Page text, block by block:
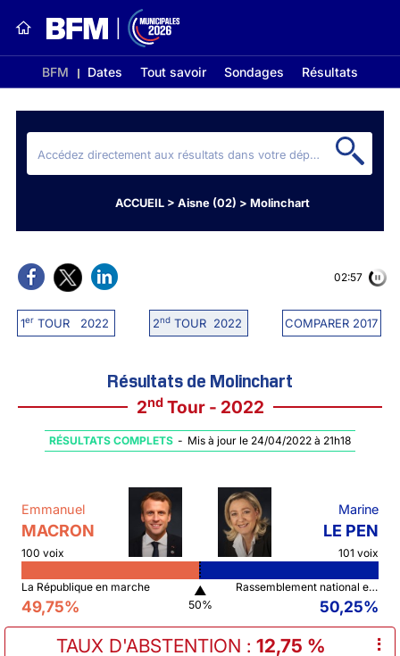
BFM Dates Tout savoir Sondages Résultats
ACCUEIL > Aisne (02) > Molinchart
1erTOUR 2022 2ndTOUR 2022 COMPARER 2017
02:56
Résultats de Molinchart
2ndTour - 2022
RÉSULTATS COMPLETS - Mis à jour le 24/04/2022 à 21h18
Emmanuel
MACRON
100 voix
Marine
LE PEN
101 voix
La République en marche
49,75%
▲
50%
Rassemblement national et ses alliés
50,25%
TAUX D'ABSTENTION : 12,75 % ⠇